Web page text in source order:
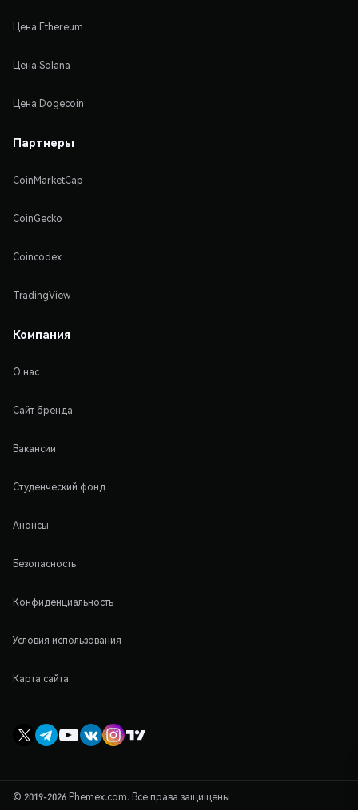
Цена Ethereum
Цена Solana
Цена Dogecoin
Партнеры
CoinMarketCap
CoinGecko
Coincodex
TradingView
Компания
О нас
Сайт бренда
Вакансии
Студенческий фонд
Анонсы
Безопасность
Конфиденциальность
Условия использования
Карта сайта
© 2019-2026 Phemex.com. Все права защищены